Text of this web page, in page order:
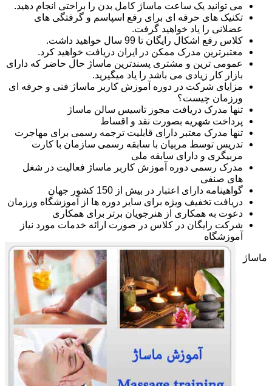
می توانید یک ساعت ماساژ کامل بدن را براحتی انجام دهید.
تکنیک های حرفه ای برای رفع اسپاسم و گرفتگی های
عضلانی را یاد خواهید گرفت.
کلاس رفع اشکال رایگان تا 99 سال خواهید داشت.
معتبرترین مدرک ممکن در ایران دریافت خواهید کرد.
عمومی ترین و مشتری پسندترین ماساژ حال حاضر که دارای
بازار کار زیادی می باشد را یاد میگیرید.
مزایای شرکت در دوره آموزش کاربر ماساژ فنی و حرفه ای
ورزمان چیست؟
تنها مدرک دریافت مجوز تاسیس سالن ماساژ
پرداخت شهریه بصورت نقد و اقساط
تنها مدرک معتبر دارای قابلیت ترجمه رسمی برای مهاجرت
تدریس توسط مربیان با سابقه رسمی سازمان با کارت
مربیگری و دارای سابقه ملی
مدرک رسمی دوره آموزش کاربر ماساژ فعالیت در شغل
های صنفی
گواهینامه دارای اعتبار در بیش از 150 کشور جهان
دریافت تخفیف ویژه برای سایر دوره ها از آموزشگاه ورزمان
دعوت به همکاری از هنرجویان برتر برای همکاری
شرکت رایگان در کلاس در صورت ارائه خدمات مورد نیاز
آموزشگاه
ماساژ